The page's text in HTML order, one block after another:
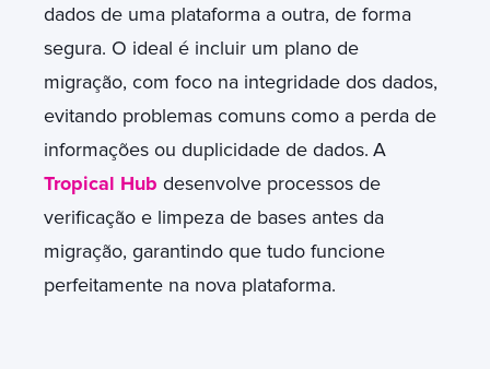
dados de uma plataforma a outra, de forma
segura. O ideal é incluir um plano de
migração, com foco na integridade dos dados,
evitando problemas comuns como a perda de
informações ou duplicidade de dados. A
Tropical Hub desenvolve processos de
verificação e limpeza de bases antes da
migração, garantindo que tudo funcione
perfeitamente na nova plataforma.